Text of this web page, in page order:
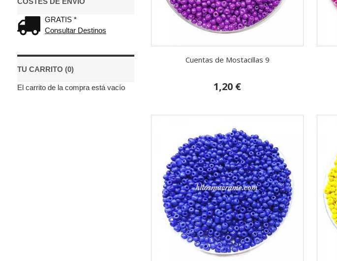
GRATIS *
Consultar Destinos
TU CARRITO (0)
El carrito de la compra está vacío
Cuentas de Mostacillas 9
1,20 €